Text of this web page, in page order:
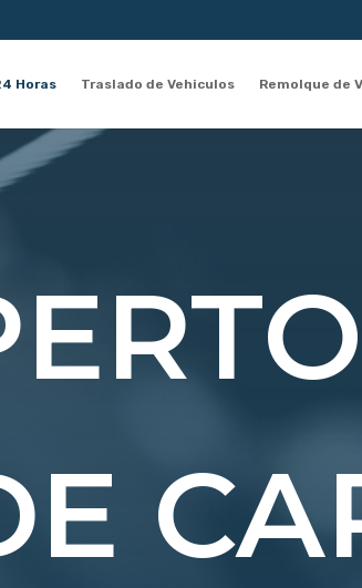
Horas Traslado de Vehiculos Remolque de